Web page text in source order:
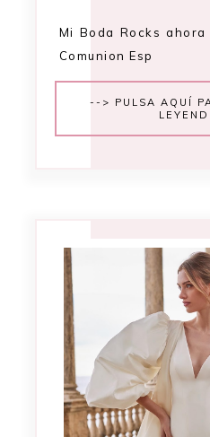
Mi Boda Rocks
Comunion Esp
--> PULSA AQUÍ